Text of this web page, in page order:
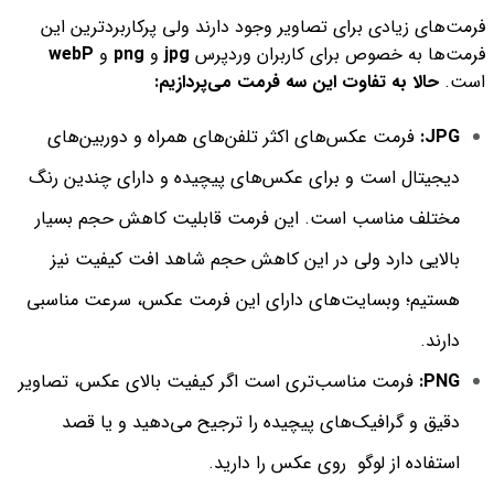
فرمت‌های زیادی برای تصاویر وجود دارند ولی پرکاربردترین این
فرمت‌ها به خصوص برای کاربران وردپرس jpgو png و webP
است. حالا به تفاوت این سه فرمت می‌پردازیم:
JPG: فرمت عکس‌های اکثر تلفن‌های همراه و دوربین‌های
دیجیتال است و برای عکس‌های پیچیده و دارای چندین رنگ
مختلف مناسب است. این فرمت قابلیت کاهش حجم بسیار
بالایی دارد ولی در این کاهش حجم شاهد افت کیفیت نیز
هستیم؛ وبسایت‌های دارای این فرمت عکس، سرعت مناسبی
دارند.
PNG: فرمت مناسب‌تری است اگر کیفیت بالای عکس، تصاویر
دقیق و گرافیک‌های پیچیده را ترجیح می‌دهید و یا قصد
استفاده از لوگو روی عکس را دارید.